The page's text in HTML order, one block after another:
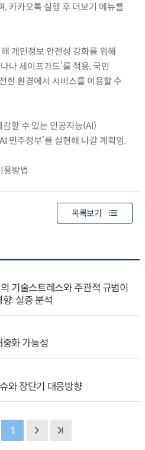
카카오톡 실행 후 더보기 메뉴를
개인정보 안전성 강화를 위해
나 세이프가드’를 적용, 국민
한 환경에서 서비스를 이용할 수
할 수 있는 인공지능(AI)
민주정부’를 실현해 나갈 계획임.
용방법
목록보기
기술스트레스와 주관적 규범이
: 실증 분석
화 가능성
와 장단기 대응방향
1